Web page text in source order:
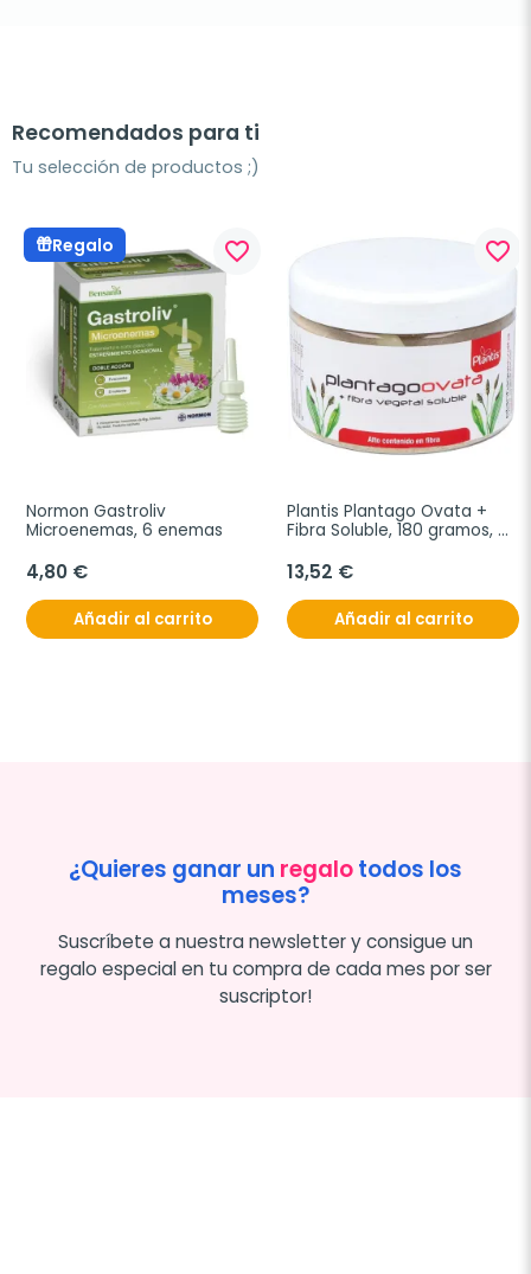
Recomendados para ti
Tu selección de productos ;)
Regalo favorite_border
Normon Gastroliv
Microenemas, 6 enemas
4,80 €
Añadir al carrito
favorite_border
Plantis Plantago Ovata +
Fibra Soluble, 180 gramos,
13,52 €
Añadir al carrito
¿Quieres ganar un regalotodos los
meses?
Suscríbete a nuestra newsletter y consigue un
regalo especial en tu compra de cada mes por ser
suscriptor!